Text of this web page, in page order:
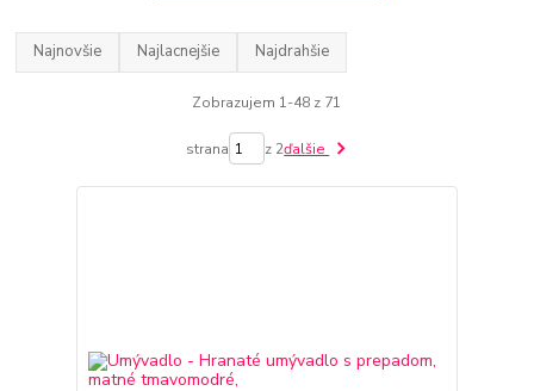
Najnovšie Najlacnejšie Najdrahšie
Zobrazujem 1-48 z 71
strana z 2ďalšie